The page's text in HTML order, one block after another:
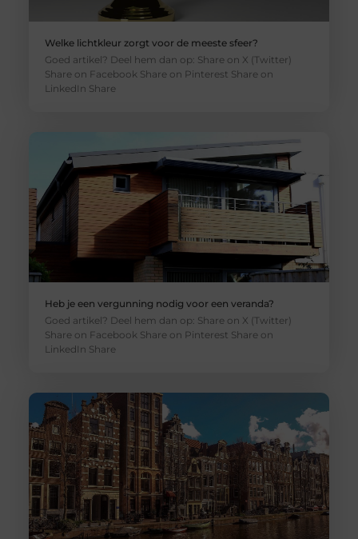
Welke lichtkleur zorgt voor de meeste sfeer?
Goed artikel? Deel hem dan op: Share on X (Twitter)
Share on Facebook Share on Pinterest Share on
LinkedIn Share
Heb je een vergunning nodig voor een veranda?
Goed artikel? Deel hem dan op: Share on X (Twitter)
Share on Facebook Share on Pinterest Share on
LinkedIn Share